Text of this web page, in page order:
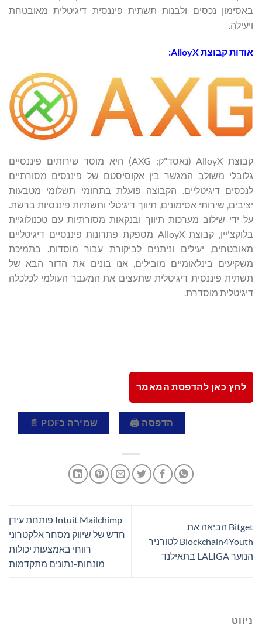
באסימון נכסים ולבנות תשתית פיננסית דיגיטלית מאובטחת
ויעילה.
אודות קבוצת AlloyX:
קבוצת AlloyX (נאסד"ק: AXG) היא מוסד שירותים פיננסיים
גלובלי משולב המגשר בין אקוסיסטם של פיננסים מסורתיים
לנכסים דיגיטליים. הקבוצה פועלת בתחומי תשלומי מטבעות
יציבים, שירותי אסימונים, תיווך דיגיטלי ותשתיות פיננסיות ברשת.
על ידי שילוב מערכות תיווך ובנקאות מסורתיות עם טכנולוגיית
בלוקצ'יין, קבוצת AlloyX מספקת פתרונות פיננסיים דיגיטליים
מאובטחים, יעילים וניתנים לביקורת עבור מוסדות. בתמיכת
משקיעים בינלאומיים מובילים, אנו בונים את הדור הבא של
תשתית פיננסית דיגיטלית שתעצים את המעבר העולמי לכלכלה
דיגיטלית מוסדרת.
לחץ כאן להדפסת המאמר
הדפסה 🖨 שמירה כPDF 📄
Bitget הביאה את
Blockchain4Youth לטורניר
הנוער LALIGA בתאילנד
Intuit Mailchimp פותחת עידן
חדש של שיווק מסחר אלקטרוני
רווחי באמצעות יכולות
מונחות-נתונים מתקדמות
ניווט